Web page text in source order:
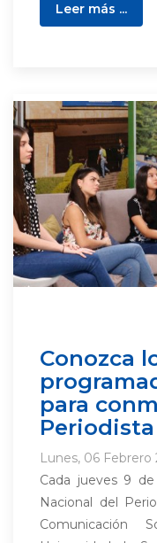
Leer más ...
Conozca
para
Periodista
Lunes, 06 Febrero
Cada jueves 9
Nacional del